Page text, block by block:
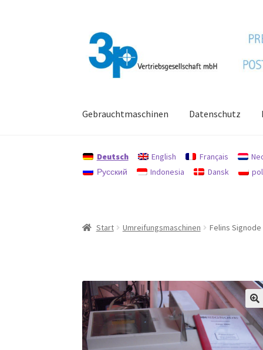
Navigation
springen
Zum
Inhalt
springen
Gebrauchtmaschinen Datenschutz
Deutsch English Français
Русский
Indonesia Dansk
Start Umreifungsmaschinen Felins